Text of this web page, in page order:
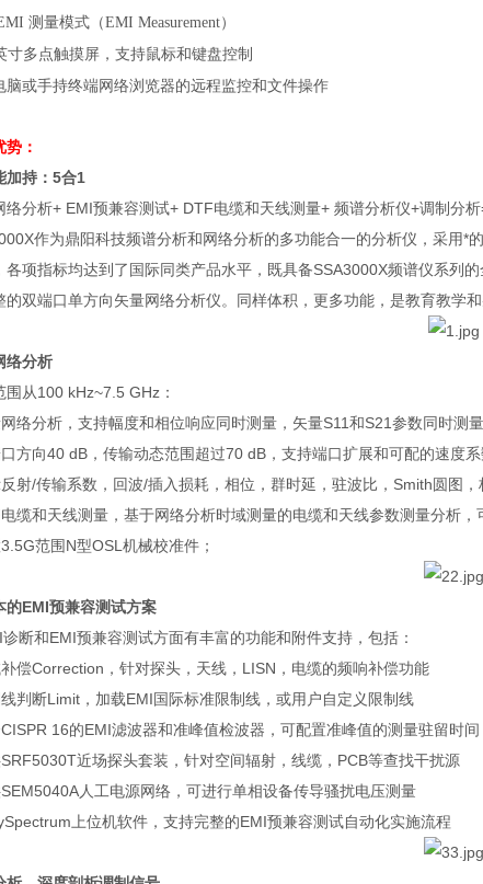
测量模式（EMI Measurement）
寸多点触摸屏，支持鼠标和键盘控制
脑或手持终端网络浏览器的远程监控和文件操作
势：
加持： 5合1
络分析+ EMI预兼容测试+ DTF电缆和天线测量+ 频谱分析仪+调制分析
作为鼎阳科技频谱分析和网络分析的多功能合一的分析仪，采用*
各项指标均达到了国际同类产品水平，既具备SSA3000X频谱仪系列
的双端口单方向矢量网络分析仪。同样体积，更多功能，是教育教学和
络分析
围从100 kHz~7.5 GHz ：
络分析，支持幅度和相位响应同时测量，矢量S11和S21参数同时测量
方向40 dB ，传输动态范围超过70 dB ，支持端口扩展和可配的速度系
射/传输系数，回波/插入损耗，相位，群时延，驻波比， Smith圆图，
电缆和天线测量，基于网络分析时域测量的电缆和天线参数测量分析，
3.5G范围N型OSL 机械校准件；
的EMI预兼容测试方案
诊断和EMI预兼容测试方面有丰富的功能和附件支持，包括：
偿Correction ，针对探头，天线， LISN ，电缆的频响补偿功能
判断Limit ，加载EMI国际标准限制线，或用户自定义限制线
CISPR 16的EMI滤波器和准峰值检波器，可配置准峰值的测量驻留时间
SRF5030T近场探头套装，针对空间辐射，线缆， PCB等查找干扰源
SEM5040A人工电源网络，可进行单相设备传导骚扰电压测量
上位机软件，支持完整的EMI预兼容测试自动化实施流程